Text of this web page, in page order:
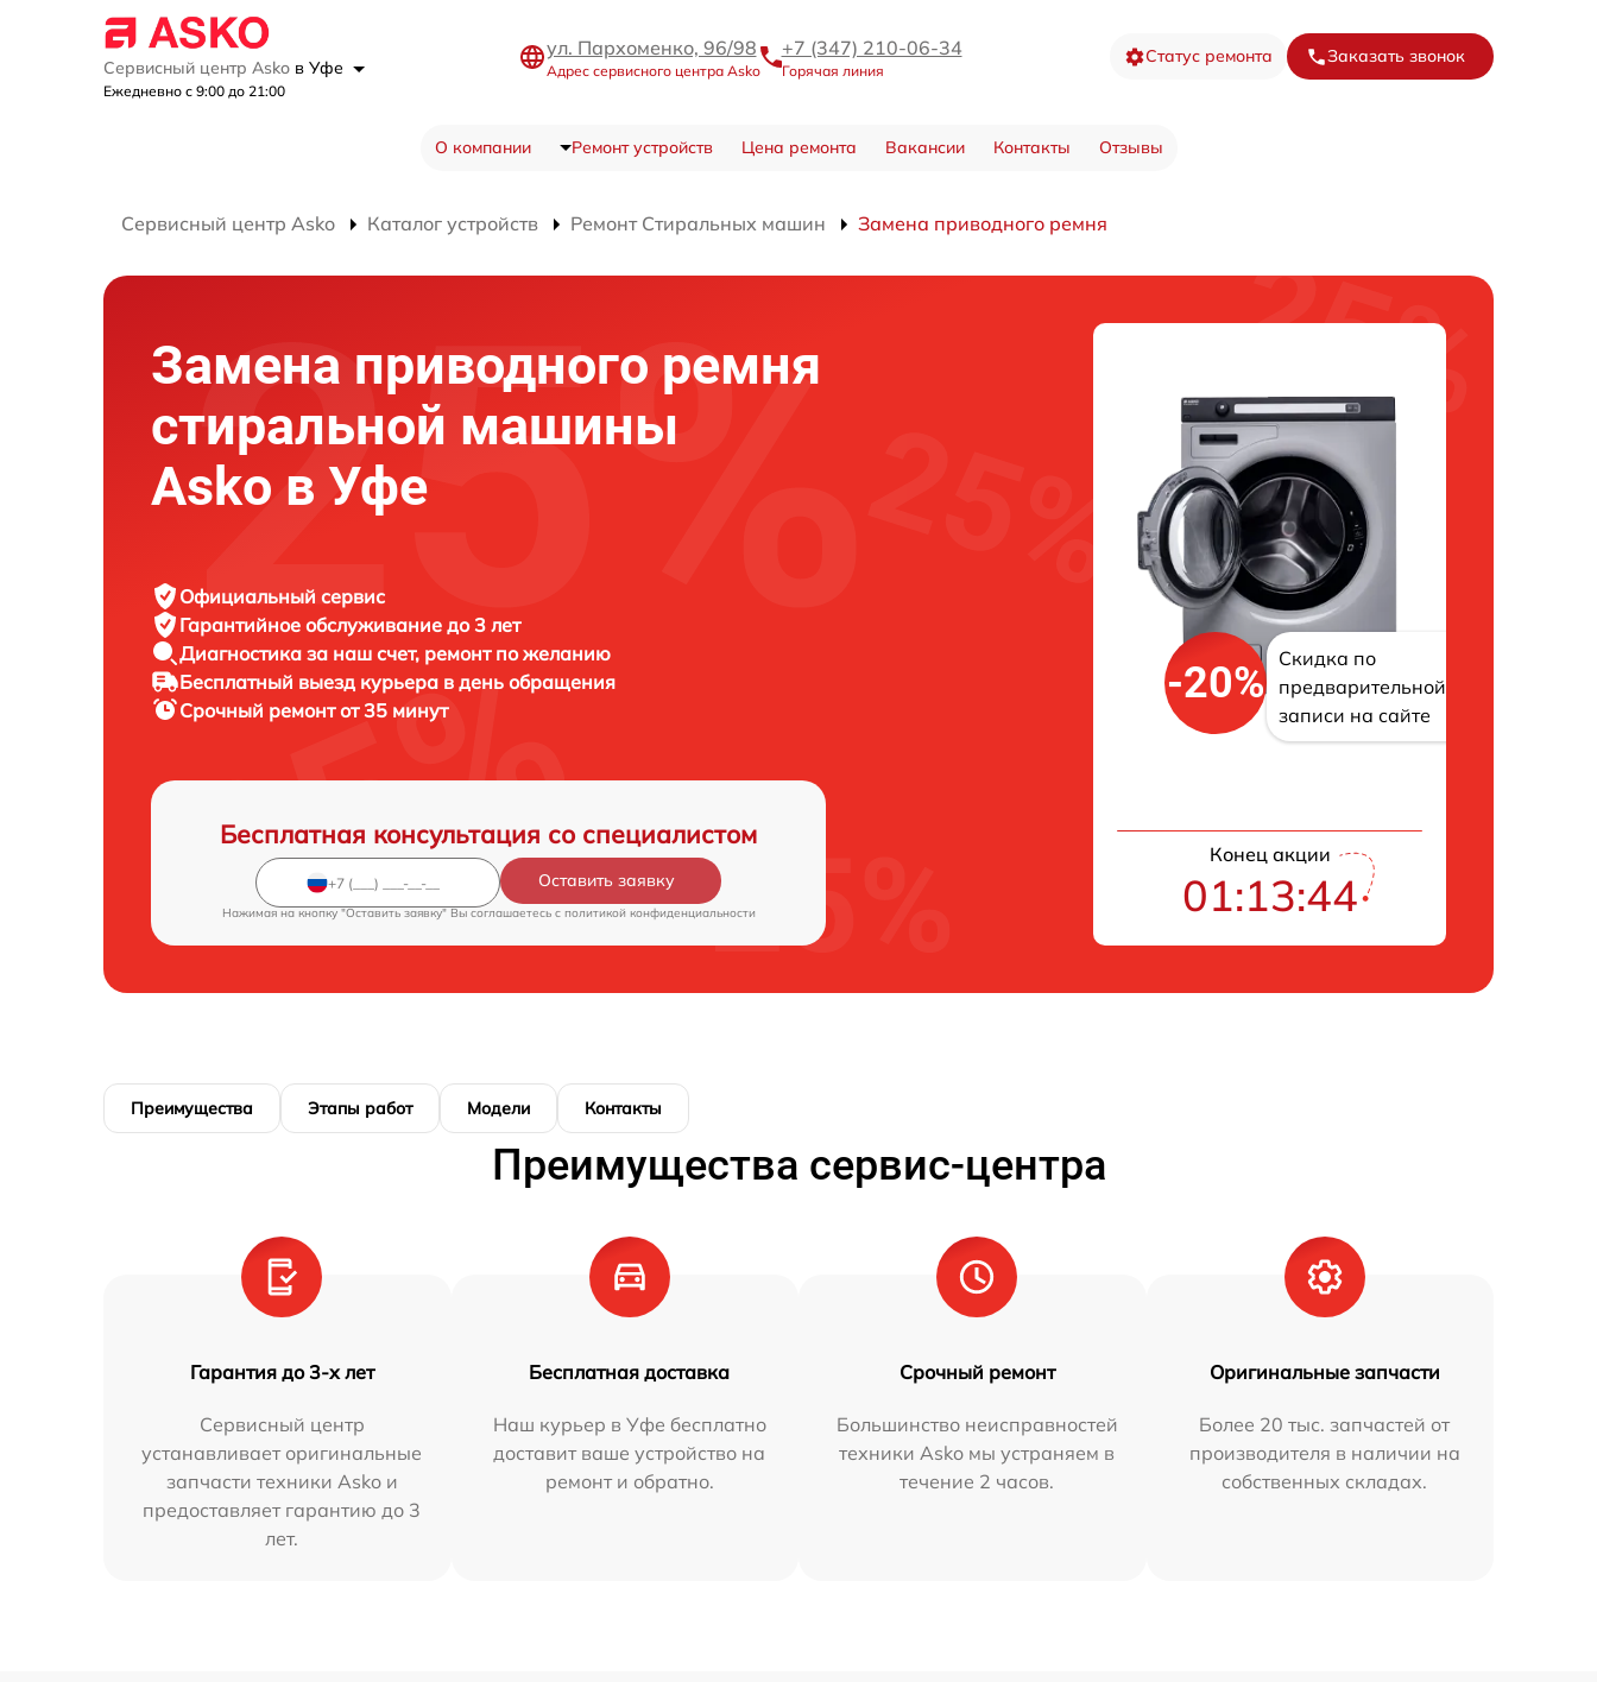
Сервисный центр Asko в Уфе
Ежедневно с 9:00 до 21:00
ул. Пархоменко, 96/98
Адрес сервисного центра Asko
+7 (347) 210-06-34
Горячая линия
Статус ремонта Заказать звонок
О компании Ремонт устройств Цена ремонта Вакансии Контакты Отзывы
Сервисный центр Asko Каталог устройств Ремонт Стиральных машин Замена приводного ремня
Замена приводного ремня
стиральной машины
Asko в Уфе
Официальный сервис
Гарантийное обслуживание до 3 лет
Диагностика за наш счет, ремонт по желанию
Бесплатный выезд курьера в день обращения
Срочный ремонтот 35 минут
Бесплатная консультация со специалистом
Оставить заявку
Нажимая на кнопку "Оставить заявку" Вы соглашаетесь c политикой конфиденциальности
-20%
Скидка по
предварительной
записи на сайте
Конец акции
01:13:43
Преимущества Этапы работ Модели Контакты
Преимущества сервис-центра
Гарантия до 3-х лет
Сервисный центр
устанавливает оригинальные
запчасти техники Asko и
предоставляет гарантию до 3
лет.
Бесплатная доставка
Наш курьер в Уфе бесплатно
доставит ваше устройство на
ремонт и обратно.
Срочный ремонт
Большинство неисправностей
техники Asko мы устраняем в
течение 2 часов.
Оригинальные запчасти
Более 20 тыс. запчастей от
производителя в наличии на
собственных складах.